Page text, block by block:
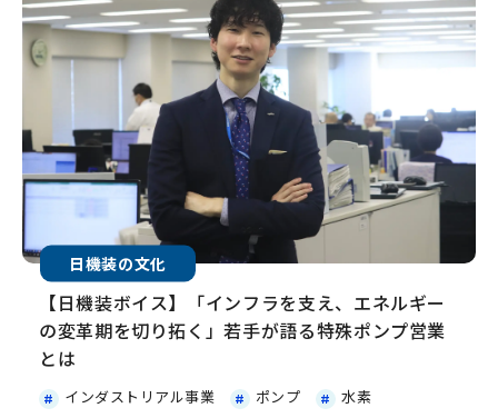
日機装の文化
【日機装ボイス】「インフラを支え、エネルギー
の変革期を切り拓く」若手が語る特殊ポンプ営業
とは
インダストリアル事業 ポンプ
水素